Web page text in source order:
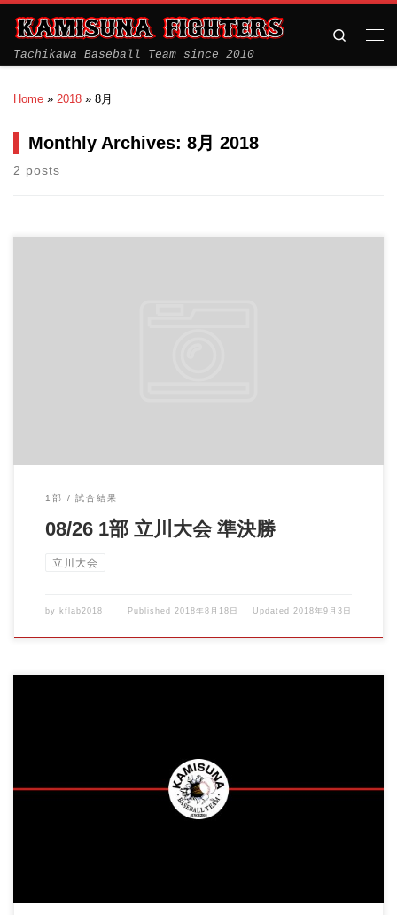
Tachikawa Baseball Team since 2010
Search
Home » 2018 » 8月
Monthly Archives: 8月 2018
2 posts
1部 試合結果
08/26 1部 立川大会 準決勝
立川大会
by kflab2018 Published 2018年8月18日 Updated 2018年9月3日
vs松中小ファイターズ 泉町野球場